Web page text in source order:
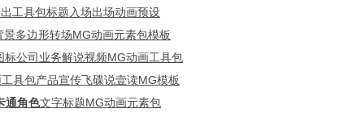
工具包标题入场出场动画预设
多边形转场MG动画元素包模板
标公司业务解说视频MG动画工具包
具包产品宣传飞碟说壹读MG模板
通角色文字标题MG动画元素包